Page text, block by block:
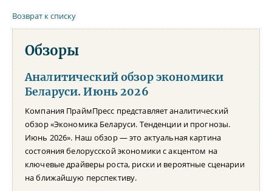
Возврат к списку
Обзоры
Аналитический обзор экономики
Беларуси. Июнь 2026
Компания ПраймПресс представляет аналитический
обзор «Экономика Беларуси. Тенденции и прогнозы.
Июнь 2026». Наш обзор — это актуальная картина
состояния белорусской экономики с акцентом на
ключевые драйверы роста, риски и вероятные сценарии
на ближайшую перспективу.